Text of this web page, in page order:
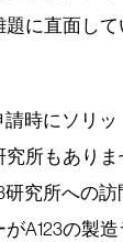
に直面し
時にソリ
所もあり
究所への
A123の製